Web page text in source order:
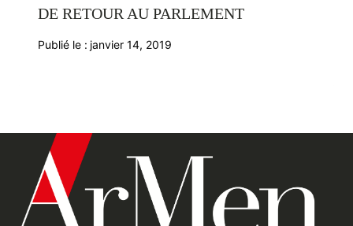
DE RETOUR AU PARLEMENT
Publié le : janvier 14, 2019